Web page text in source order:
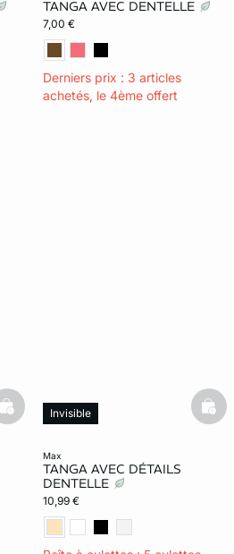
TANGA AVEC DENTELLE
7,00 €
Derniers prix : 3 articles
achetés, le 4ème offert
basketfull
max
TANGA AVEC DÉTAILS
DENTELLE
10,99 €
Invisible